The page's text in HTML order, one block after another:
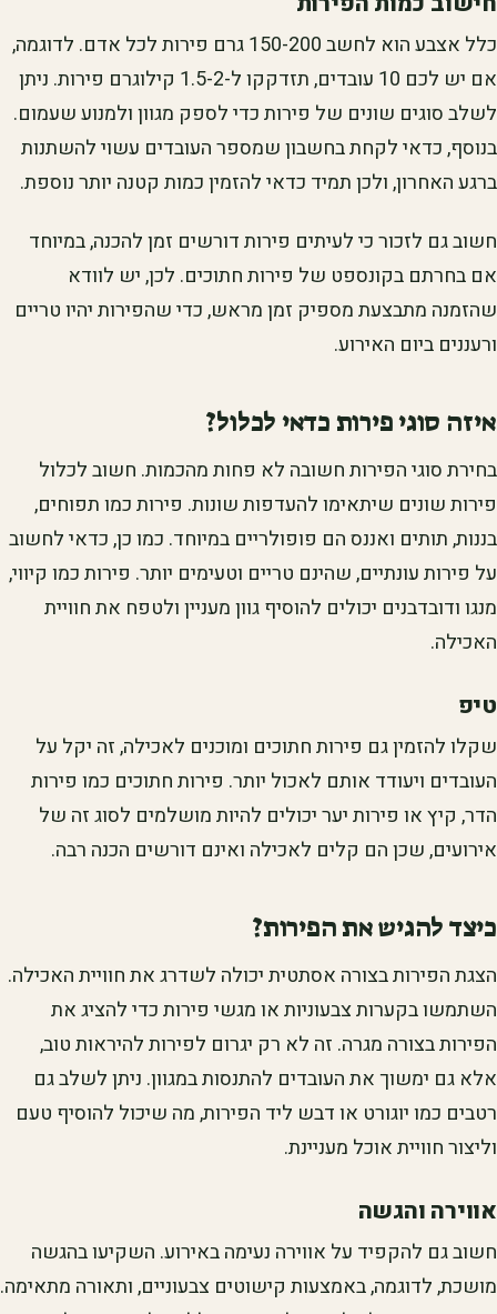
כלל אצבע הוא לחשב 150-200 גרם פירות לכל אדם. לדוגמה,
אם יש לכם 10 עובדים, תזדקקו ל-1.5-2 קילוגרם פירות. ניתן
לשלב סוגים שונים של פירות כדי לספק מגוון ולמנוע שעמום.
בנוסף, כדאי לקחת בחשבון שמספר העובדים עשוי להשתנות
ברגע האחרון, ולכן תמיד כדאי להזמין כמות קטנה יותר נוספת.
חשוב גם לזכור כי לעיתים פירות דורשים זמן להכנה, במיוחד
אם בחרתם בקונספט של פירות חתוכים. לכן, יש לוודא
שהזמנה מתבצעת מספיק זמן מראש, כדי שהפירות יהיו טריים
ורעננים ביום האירוע.
איזה סוגי פירות כדאי לכלול?
בחירת סוגי הפירות חשובה לא פחות מהכמות. חשוב לכלול
פירות שונים שיתאימו להעדפות שונות. פירות כמו תפוחים,
בננות, תותים ואננס הם פופולריים במיוחד. כמו כן, כדאי לחשוב
על פירות עונתיים, שהינם טריים וטעימים יותר. פירות כמו קיווי,
מנגו ודובדבנים יכולים להוסיף גוון מעניין ולטפח את חוויית
האכילה.
טיפ
שקלו להזמין גם פירות חתוכים ומוכנים לאכילה, זה יקל על
העובדים ויעודד אותם לאכול יותר. פירות חתוכים כמו פירות
הדר, קיץ או פירות יער יכולים להיות מושלמים לסוג זה של
אירועים, שכן הם קלים לאכילה ואינם דורשים הכנה רבה.
כיצד להגיש את הפירות?
הצגת הפירות בצורה אסתטית יכולה לשדרג את חוויית האכילה.
השתמשו בקערות צבעוניות או מגשי פירות כדי להציג את
הפירות בצורה מגרה. זה לא רק יגרום לפירות להיראות טוב,
אלא גם ימשוך את העובדים להתנסות במגוון. ניתן לשלב גם
רטבים כמו יוגורט או דבש ליד הפירות, מה שיכול להוסיף טעם
וליצור חוויית אוכל מעניינת.
אווירה והגשה
חשוב גם להקפיד על אווירה נעימה באירוע. השקיעו בהגשה
מושכת, לדוגמה, באמצעות קישוטים צבעוניים, ותאורה מתאימה.